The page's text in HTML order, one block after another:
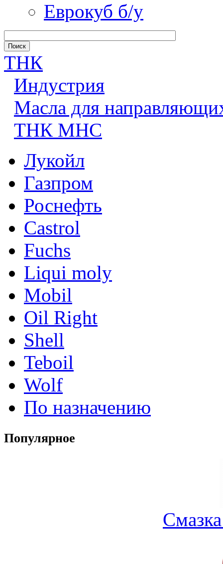
Еврокуб б/у
ТНК
Индустрия
Масла для
ТНК МНС
Лукойл
Газпром
Роснефть
Castrol
Fuchs
Liqui moly
Mobil
Oil Right
Shell
Teboil
Wolf
По назначению
Популярное